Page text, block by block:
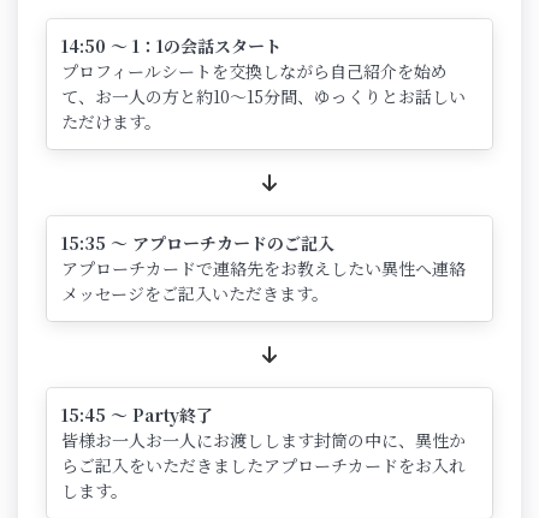
14:50 ～ 1：1の会話スタート
プロフィールシートを交換しながら自己紹介を始め
て、お一人の方と約10～15分間、ゆっくりとお話しい
ただけます。
15:35 ～ アプローチカードのご記入
アプローチカードで連絡先をお教えしたい異性へ連絡
メッセージをご記入いただきます。
15:45 ～ Party終了
皆様お一人お一人にお渡しします封筒の中に、異性か
らご記入をいただきましたアプローチカードをお入れ
します。